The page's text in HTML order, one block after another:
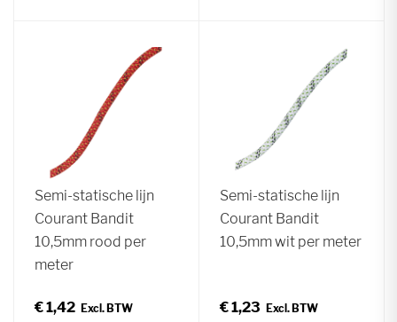
Semi-statische lijn
Courant Bandit
10,5mm rood per
meter
€ 1,42
Semi-statische lijn
Courant Bandit
10,5mm wit per meter
€ 1,23